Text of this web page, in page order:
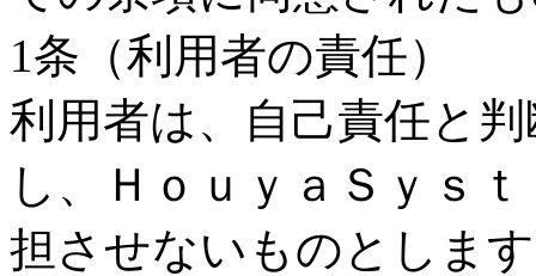
1条（利用者の責任）
利用者は、自己責任と
し、ＨｏｕｙａＳｙｓ
担させないものとしま